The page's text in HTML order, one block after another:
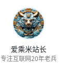
爱乘米站长
专注互联网20年老兵